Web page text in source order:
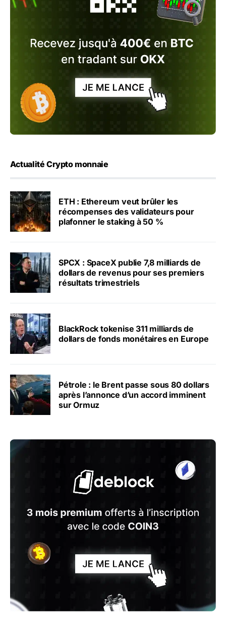
Actualité Crypto monnaie
ETH : Ethereum veut brûler les
récompenses des validateurs pour
plafonner le staking à 50 %
SPCX : SpaceX publie 7,8 milliards de
dollars de revenus pour ses premiers
résultats trimestriels
BlackRock tokenise 311 milliards de
dollars de fonds monétaires en Europe
Pétrole : le Brent passe sous 80 dollars
après l’annonce d’un accord imminent
sur Ormuz